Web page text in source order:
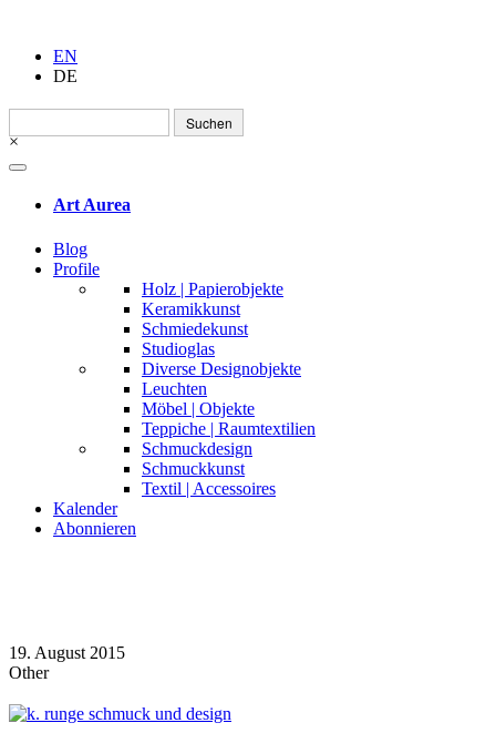
EN
DE
Suchen
nach:
×
Art Aurea
Blog
Profile
Holz | Papierobjekte
Keramikkunst
Schmiedekunst
Studioglas
Diverse Designobjekte
Leuchten
Möbel | Objekte
Teppiche | Raumtextilien
Schmuckdesign
Schmuckkunst
Textil | Accessoires
Kalender
Abonnieren
19. August 2015
Other